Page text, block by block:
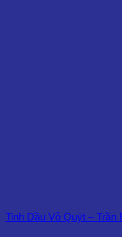
Tinh Dầu Vỏ Quýt – Trần